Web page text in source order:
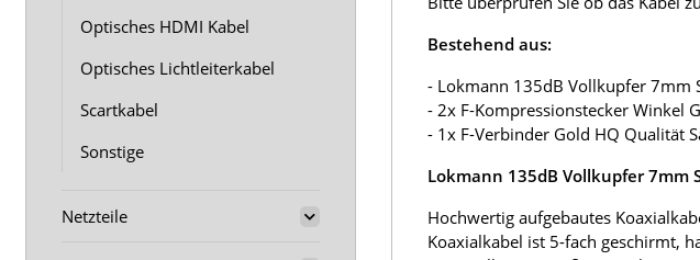
Bestehend aus:
- Lokmann 135dB Vollkupfer 7mm
- 2x F-Kompressionstecker Winkel
- 1x F-Verbinder Gold HQ Qualität
Lokmann 135dB Vollkupfer 7mm
Hochwertig aufgebautes
Koaxialkabel ist 5-fach geschirmt,
Optisches HDMI Kabel
Optisches Lichtleiterkabel
Scartkabel
Sonstige
Netzteile